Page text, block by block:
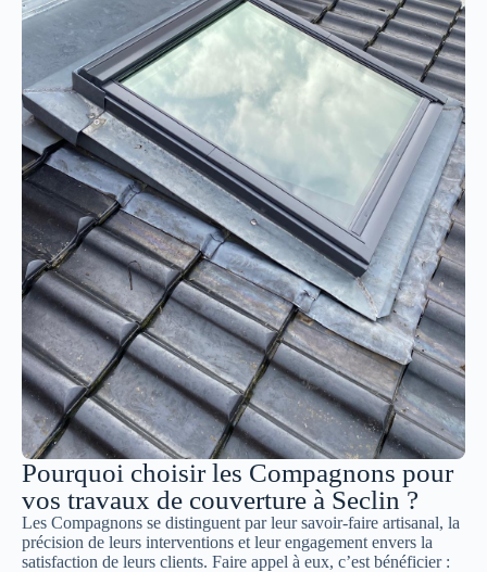
Pourquoi choisir les Compagnons pour
vos travaux de couverture à Seclin ?
Les Compagnons se distinguent par leur savoir-faire artisanal, la
précision de leurs interventions et leur engagement envers la
satisfaction de leurs clients. Faire appel à eux, c’est bénéficier :